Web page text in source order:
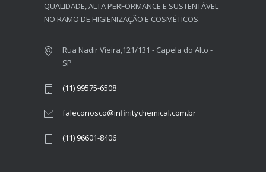
QUALIDADE, ALTA PERFORMANCE E SUSTENTÁVEL
NO RAMO DE HIGIENIZAÇÃO E COSMÉTICOS.​
Rua Nadir Vieira,121/131 - Capela do Alto -
SP
(11) 99575-6508
faleconosco@infinitychemical.com.br
(11) 96601-8406